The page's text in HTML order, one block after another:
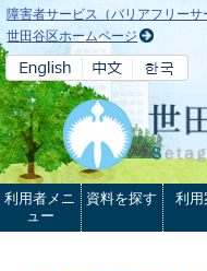
本文へ
障害者サービス（バリアフリーサ
世田谷区ホームページ
利用者メニ
ュー
資料を探す 利用